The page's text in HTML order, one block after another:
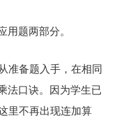
用题两部分。
准备题入手，在相同
法口诀。因为学生已
里不再出现连加算